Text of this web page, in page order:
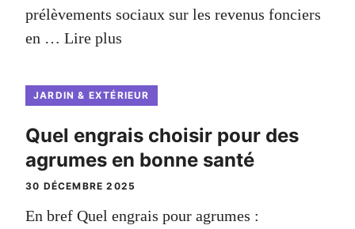
prélèvements sociaux sur les revenus fonciers
en … Lire plus
JARDIN & EXTÉRIEUR
Quel engrais choisir pour des
agrumes en bonne santé
30 DÉCEMBRE 2025
En bref Quel engrais pour agrumes :